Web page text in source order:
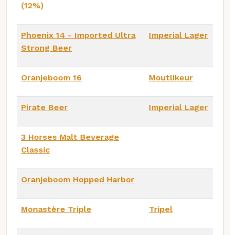
(12%)
Phoenix 14 - Imported Ultra
Strong Beer
Imperial Lager
Oranjeboom 16 Moutlikeur
Pirate Beer Imperial Lager
3 Horses Malt Beverage
Classic
Oranjeboom Hopped Harbor
Monastère Triple Tripel